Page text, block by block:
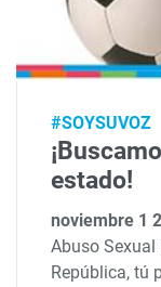
#SOYSUVOZ
estado!
noviembre 1
Abuso
República, tú